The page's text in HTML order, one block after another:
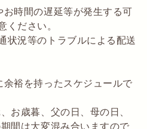
時間の遅延等が発生する可
ください。
状況等のトラブルによる配送
裕を持ったスケジュールで
お歳暮、父の日、母の日、
間は大変混み合いますので